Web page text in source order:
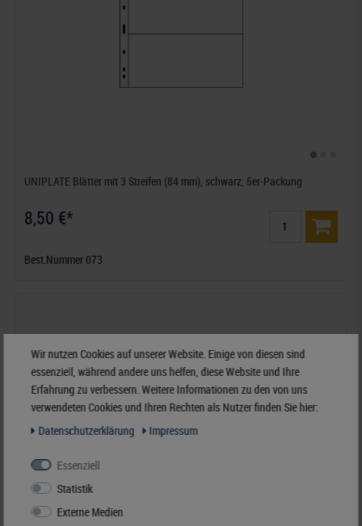
UNIPLATE Blätter mit 3 Streifen (84 mm), schwarz, 5er-Packung
8,50 €*
Best.Nummer 073
Wir nutzen Cookies auf unserer Website. Einige von diesen sind
essenziell, während andere uns helfen, diese Website und Ihre
Erfahrung zu verbessern. Weitere Informationen zu den von uns
verwendeten Cookies und Ihren Rechten als Nutzer finden Sie hier:
Daten­schutz­erklärung
Impressum
Essenziell
Statistik
Externe Medien